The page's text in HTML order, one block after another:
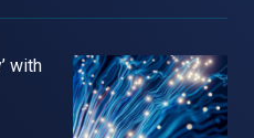
with